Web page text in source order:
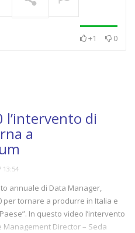
+1 0
l’intervento di
a
13:54
annuale di Data Manager,
per tornare a produrre in Italia e
In questo video l’intervento
Director – Seda